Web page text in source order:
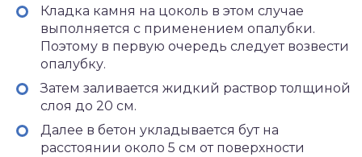
Кладка камня на цоколь в этом случае
выполняется с применением опалубки.
Поэтому в первую очередь следует возвести
опалубку.
Затем заливается жидкий раствор толщиной
слоя до 20 см.
Далее в бетон укладывается бут на
расстоянии около 5 см от поверхности